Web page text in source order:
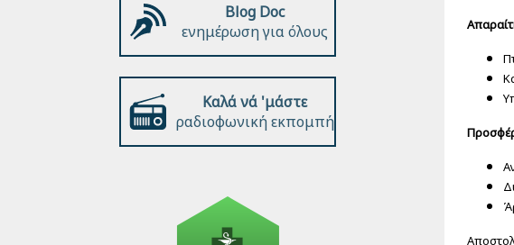
Blog Doc
ενημέρωση για όλους
Καλά νά 'μάστε
ραδιοφωνική εκπομπή